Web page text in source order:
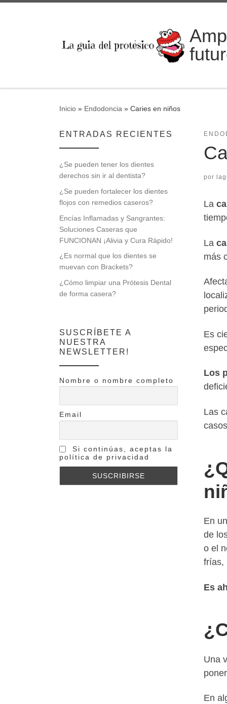
Inicio » Endodoncia » Caries en niños
por
La
La
más
Es
Los
Las
En
de
o el
frías,
Es
Una
En
ENTRADAS RECIENTES
¿Se pueden tener los dientes
derechos sin ir al dentista?
¿Se pueden fortalecer los dientes
flojos con remedios caseros?
Encías Inflamadas y Sangrantes:
Soluciones Caseras que
FUNCIONAN ¡Alivia y Cura Rápido!
¿Es normal que los dientes se
muevan con Brackets?
¿Cómo limpiar una Prótesis Dental
de forma casera?
SUSCRÍBETE A
NUESTRA
NEWSLETTER!
Nombre o nombre completo
Email
Si continúas, aceptas la
política de privacidad